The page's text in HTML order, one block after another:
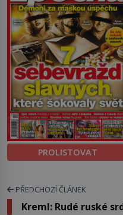
PROLISTOVAT
PŘEDCHOZÍ ČLÁNEK
Kreml: Rudé ruské